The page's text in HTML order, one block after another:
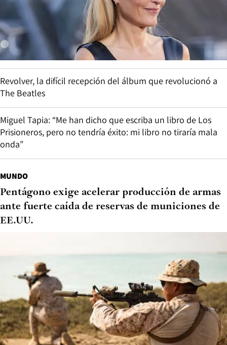
Revolver, la difícil recepción del álbum que revolucionó a
The Beatles
Miguel Tapia: “Me han dicho que escriba un libro de Los
Prisioneros, pero no tendría éxito: mi libro no tiraría mala
onda”
MUNDO
Pentágono exige acelerar producción de armas
ante fuerte caída de reservas de municiones de
EE.UU.